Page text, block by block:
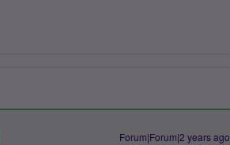
Forum|Forum|2 years ago